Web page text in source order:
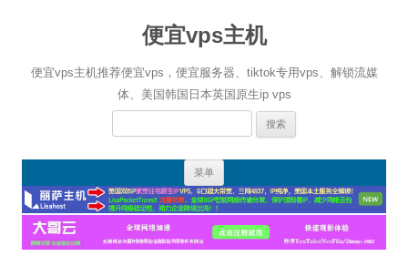
便宜vps主机
便宜vps主机推荐便宜vps，便宜服务器、tiktok专用vps、解锁流媒
体、美国韩国日本英国原生ip vps
搜
菜单
正
文